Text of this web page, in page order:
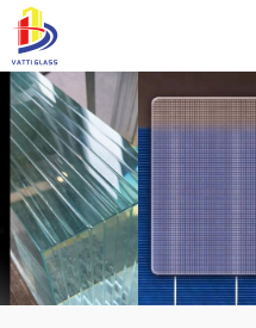
Sapphire is
a
single
crystal
aluminum
oxide
(Al2O3).
It